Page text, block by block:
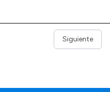
Siguiente